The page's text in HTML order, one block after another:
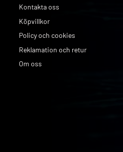
Kontakta oss
Köpvillkor
Policy och cookies
Reklamation och retur
Om oss